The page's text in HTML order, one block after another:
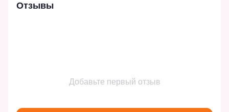
Отзывы
Добавьте первый отзыв